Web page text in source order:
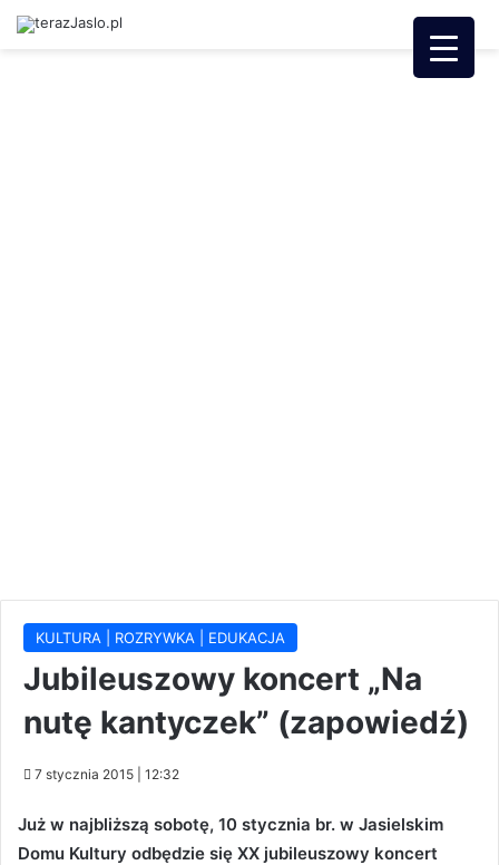
KULTURA | ROZRYWKA | EDUKACJA
Jubileuszowy koncert „Na
nutę kantyczek” (zapowiedź)
7 stycznia 2015 | 12:32
Już w najbliższą sobotę, 10 stycznia br. w Jasielskim
Domu Kultury odbędzie się XX jubileuszowy koncert